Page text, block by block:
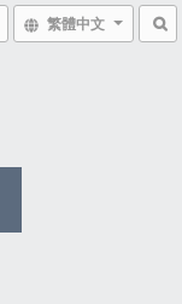
繁體中文